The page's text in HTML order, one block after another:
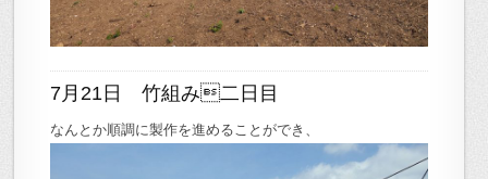
7月21日 竹組み二日目
なんとか順調に製作を進めることができ、